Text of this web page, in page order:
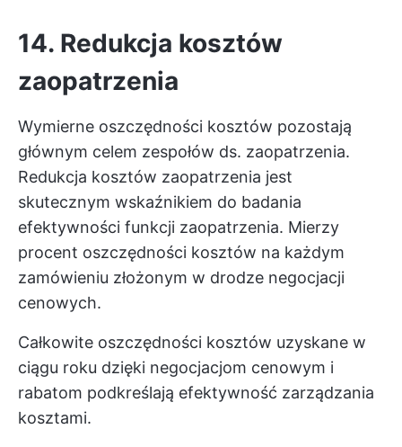
14. Redukcja kosztów
zaopatrzenia
Wymierne oszczędności kosztów pozostają
głównym celem zespołów ds. zaopatrzenia.
Redukcja kosztów zaopatrzenia jest
skutecznym wskaźnikiem do badania
efektywności funkcji zaopatrzenia. Mierzy
procent oszczędności kosztów na każdym
zamówieniu złożonym w drodze negocjacji
cenowych.
Całkowite oszczędności kosztów uzyskane w
ciągu roku dzięki negocjacjom cenowym i
rabatom podkreślają efektywność zarządzania
kosztami.